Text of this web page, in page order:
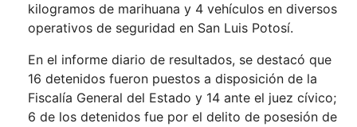
kilogramos de marihuana y 4 vehículos en diversos
operativos de seguridad en San Luis Potosí.
En el informe diario de resultados, se destacó que
16 detenidos fueron puestos a disposición de la
Fiscalía General del Estado y 14 ante el juez cívico;
6 de los detenidos fue por el delito de posesión de